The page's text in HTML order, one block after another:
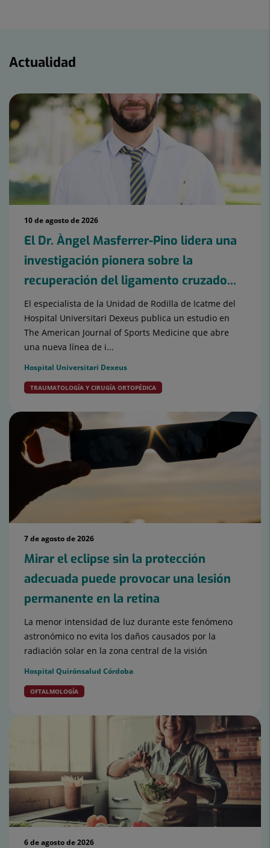
Actualidad
10 de agosto de 2026
El Dr. Àngel Masferrer-Pino lidera una
investigación pionera sobre la
recuperación del ligamento cruzado...
El especialista de la Unidad de Rodilla de Icatme del
Hospital Universitari Dexeus publica un estudio en
The American Journal of Sports Medicine que abre
una nueva línea de i...
Hospital Universitari Dexeus
TRAUMATOLOGÍA Y CIRUGÍA ORTOPÉDICA
7 de agosto de 2026
Mirar el eclipse sin la protección
adecuada puede provocar una lesión
permanente en la retina
La menor intensidad de luz durante este fenómeno
astronómico no evita los daños causados por la
radiación solar en la zona central de la visión
Hospital Quirónsalud Córdoba
OFTALMOLOGÍA
6 de agosto de 2026